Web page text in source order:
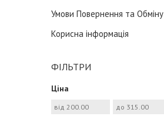
Умови Повернення та Обміну
Корисна інформація
ФІЛЬТРИ
Ціна